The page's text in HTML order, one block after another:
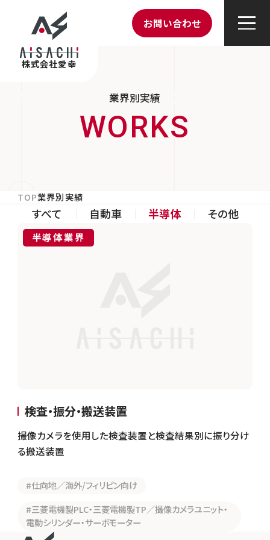
株式会社愛幸
お問い合わせ
業界別実績
TOP業界別実績
すべて 自動車 半導体 その他
半導体業界
検査・振分・搬送装置
撮像カメラを使用した検査装置と検査結果別に振り分け
る搬送装置
#仕向地／海外/フィリピン向け
#三菱電機製PLC・三菱電機製TP／撮像カメラユニット・
電動シリンダー・サーボモーター